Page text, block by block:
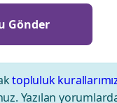
topluluk
Yazılan